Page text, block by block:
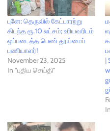
புனே: தெருவில் கேட்பாரற்று
கிடந்த ரூ.10 லட்சம்; உரியவரிடம்
ஒப்படைத்த பெண் தூய்மைப்
பணியாளர்!
November 23, 2025
In "புதிய செய்தி"
|